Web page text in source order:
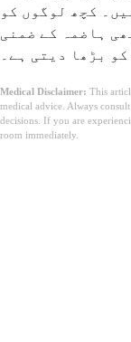
کچھ لوگوں کو
ہاضمہ کے ضمنی
بڑھا دیتی ہے۔
Medical Disclaimer: This
medical advice. Always
decisions. If you are
room immediately.